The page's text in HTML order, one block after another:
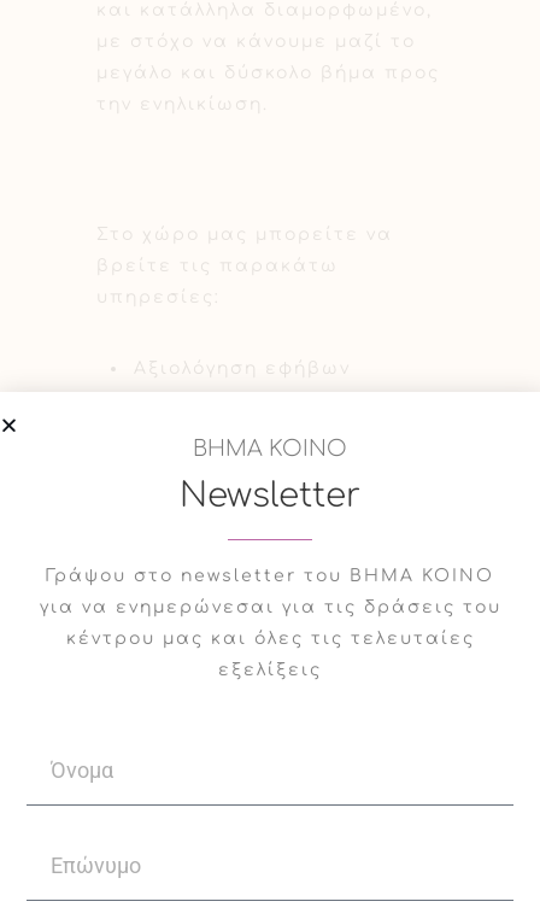
και κατάλληλα διαμορφωμένο,
με στόχο να κάνουμε μαζί το
μεγάλο και δύσκολο βήμα προς
την ενηλικίωση.
Στο χώρο μας μπορείτε να
βρείτε τις παρακάτω
υπηρεσίες:
Αξιολόγηση εφήβων
Συμβουλευτική γονέων
Ομάδα
13-17 ετών που βιώνουν άγχος
ΒΗΜΑ ΚΟΙΝΟ
Newsletter
Γράψου στο newsletter του ΒΗΜΑ ΚΟΙΝΟ
για να ενημερώνεσαι για τις δράσεις του
κέντρου μας και όλες τις τελευταίες
εξελίξεις